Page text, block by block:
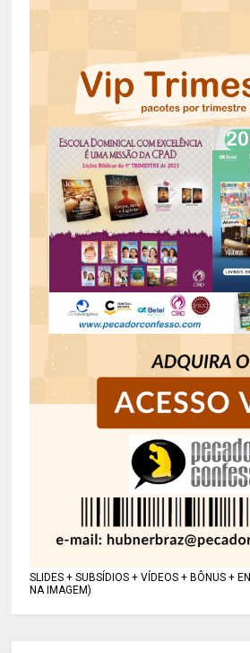
SLIDES + SUBSÍDIOS + VÍDEOS + BÔNUS +
NA IMAGEM)